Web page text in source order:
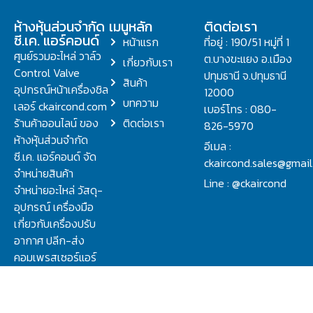
ห้างหุ้นส่วนจำกัด
ซี.เค. แอร์คอนด์
ศูนย์รวมอะไหล่ วาล์ว
Control Valve
อุปกรณ์หน้าเครื่องชิล
เลอร์ ckaircond.com
ร้านค้าออนไลน์ ของ
ห้างหุ้นส่วนจำกัด
ซี.เค. แอร์คอนด์ จัด
จำหน่ายสินค้า
จำหน่ายอะไหล่ วัสดุ-
อุปกรณ์ เครื่องมือ
เกี่ยวกับเครื่องปรับ
อากาศ ปลีก-ส่ง
คอมเพรสเซอร์แอร์
เมนูหลัก
หน้าแรก
เกี่ยวกับเรา
สินค้า
บทความ
ติดต่อเรา
ติดต่อเรา
ที่อยู่ : 190/51 หมู่ที่ 1
ต.บางขะแยง อ.เมือง
ปทุมธานี จ.ปทุมธานี
12000
เบอร์โทร : 080-
826-5970
อีเมล :
Line : @ckaircond